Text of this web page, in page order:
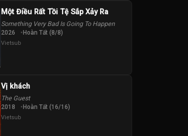
Một Điều Rất Tồi Tệ Sắp Xảy Ra
Something Very Bad Is Going To Happen
2026 Hoàn Tất (8/8)
Vietsub
Vị khách
The Guest
2018 Hoàn Tất (16/16)
Vietsub